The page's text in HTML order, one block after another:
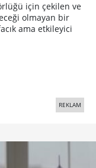
için çekilen ve
olmayan bir
ama etkileyici
REKLAM